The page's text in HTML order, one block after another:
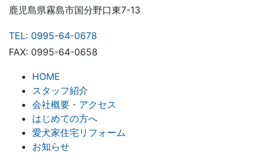
鹿児島県霧島市国分野口東7-13
TEL: 0995-64-0678
FAX: 0995-64-0658
HOME
スタッフ紹介
会社概要・アクセス
はじめての方へ
愛犬家住宅リフォーム
お知らせ